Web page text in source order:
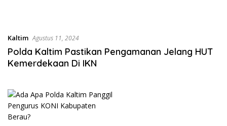
Kaltim Agustus 11, 2024
Polda Kaltim Pastikan Pengamanan Jelang HUT
Kemerdekaan Di IKN